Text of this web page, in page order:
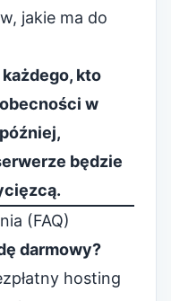
jakie ma do
kto
w
będzie
(FAQ)
darmowy?
hosting